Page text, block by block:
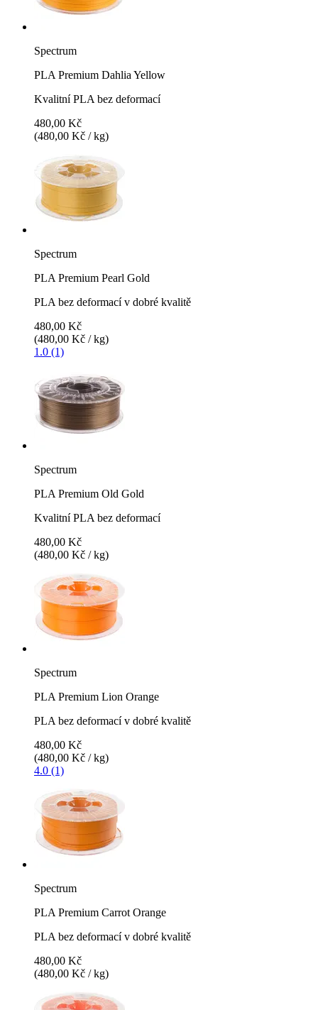
Spectrum
PLA Premium Dahlia Yellow
Kvalitní PLA bez deformací
480,00 Kč
(480,00 Kč / kg)
Spectrum
PLA Premium Pearl Gold
PLA bez deformací v dobré kvalitě
480,00 Kč
(480,00 Kč / kg)
1.0 (1)
Spectrum
PLA Premium Old Gold
Kvalitní PLA bez deformací
480,00 Kč
(480,00 Kč / kg)
Spectrum
PLA Premium Lion Orange
PLA bez deformací v dobré kvalitě
480,00 Kč
(480,00 Kč / kg)
4.0 (1)
Spectrum
PLA Premium Carrot Orange
PLA bez deformací v dobré kvalitě
480,00 Kč
(480,00 Kč / kg)